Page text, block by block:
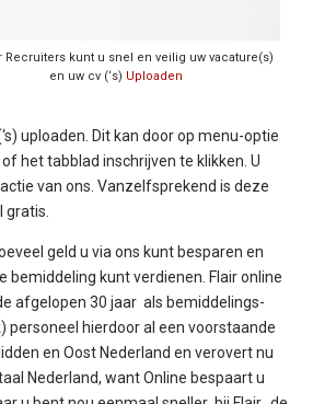
Recruiters kunt u snel en veilig uw vacature(s)
en uw cv (‘s) Uploaden
uploaden. Dit kan door op menu-optie
of het tabblad inschrijven te klikken. U
van ons. Vanzelfsprekend is deze
gratis.
geld u via ons kunt besparen en
bemiddeling kunt verdienen. Flair online
afgelopen 30 jaar als bemiddelings-
personeel hierdoor al een voorstaande
en Oost Nederland en verovert nu
Nederland, want Online bespaart u